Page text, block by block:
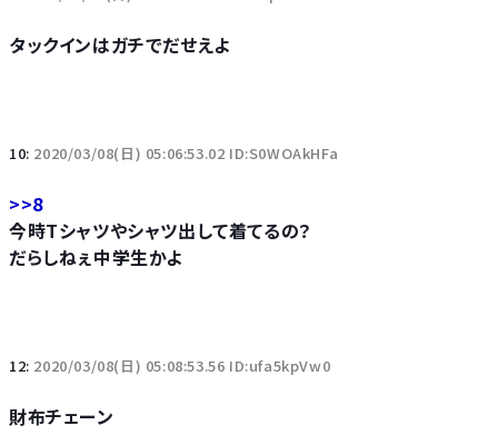
タックインはガチでだせえよ
10: 2020/03/08(日) 05:06:53.02 ID:S0WOAkHFa
>>8
今時Tシャツやシャツ出して着てるの？
だらしねぇ中学生かよ
12: 2020/03/08(日) 05:08:53.56 ID:ufa5kpVw0
財布チェーン